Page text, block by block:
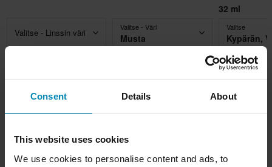
Consent Details About
This website uses cookies
We use cookies to personalise content and ads, to
Valitse - Linssin väri
Lisää ostoskoriin
Valitse - Väri
Musta
Lisää ostoskoriin
32 ml
Valitse
12,99 € -28%
17,98 €
Lisää
Kuvaus